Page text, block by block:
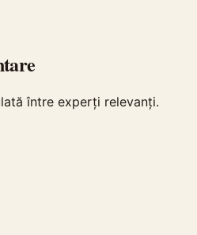
între experți relevanți.